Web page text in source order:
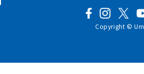
Copyright ©